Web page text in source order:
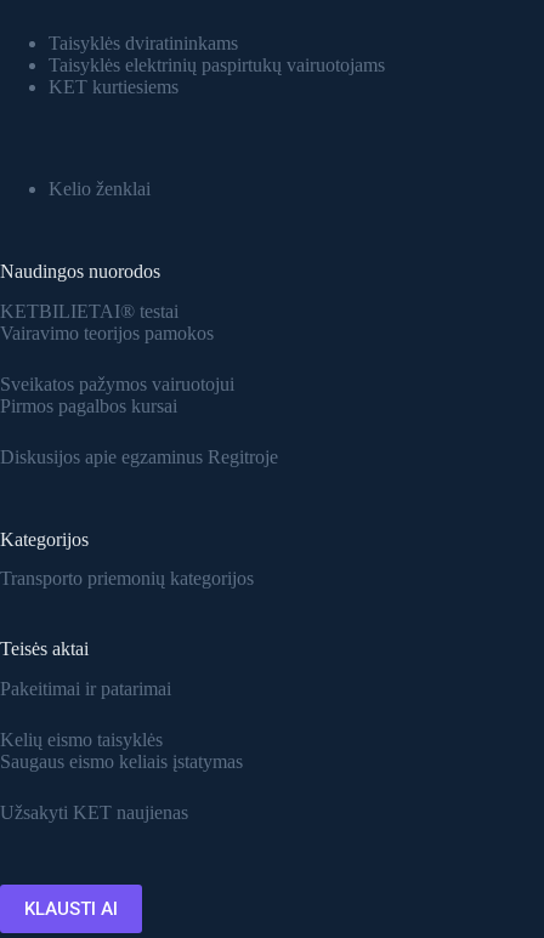
Taisyklės dviratininkams
Taisyklės elektrinių paspirtukų vairuotojams
KET kurtiesiems
Kelio ženklai
Naudingos nuorodos
KETBILIETAI® testai
Vairavimo teorijos pamokos
Sveikatos pažymos vairuotojui
Pirmos pagalbos kursai
Diskusijos apie egzaminus Regitroje
Kategorijos
Transporto priemonių kategorijos
Teisės aktai
Pakeitimai ir patarimai
Kelių eismo taisyklės
Saugaus eismo keliais įstatymas
Užsakyti KET naujienas
KLAUSTI AI